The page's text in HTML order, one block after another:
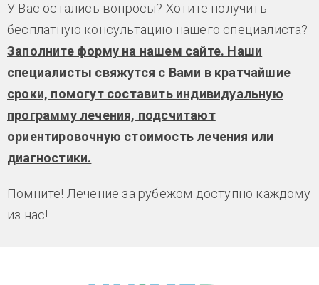
У Вас остались вопросы? Хотите получить
бесплатную консультацию нашего специалиста?
Заполните форму на нашем сайте. Наши
специалисты свяжутся с Вами в кратчайшие
сроки, помогут составить индивидуальную
программу лечения, подсчитают
ориентировочную стоимость лечения или
диагностики.
Помните! Лечение за рубежом доступно каждому
из нас!